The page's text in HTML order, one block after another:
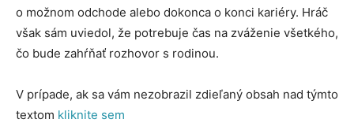
o možnom odchode alebo dokonca o konci kariéry. Hráč
však sám uviedol, že potrebuje čas na zváženie všetkého,
čo bude zahŕňať rozhovor s rodinou.
V prípade, ak sa vám nezobrazil zdieľaný obsah nad týmto
textom kliknite sem